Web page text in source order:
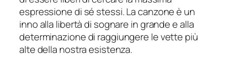
espressione di sé stessi. La canzone è un
inno alla libertà di sognare in grande e alla
determinazione di raggiungere le vette più
alte della nostra esistenza.